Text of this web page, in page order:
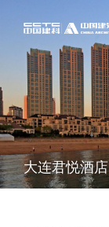
大连君悦酒店